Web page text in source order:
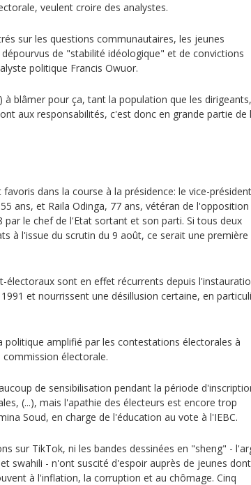
veulent croire des analystes.
sur les questions communautaires, les jeunes
de "stabilité idéologique" et de convictions
politique Francis Owuor.
à blâmer pour ça, tant la population que les dirigeants,
aux responsabilités, c'est donc en grande partie de
dans la course à la présidence: le vice-président
ans, et Raila Odinga, 77 ans, vétéran de l'opposition
par le chef de l'Etat sortant et son parti. Si tous deux
à l'issue du scrutin du 9 août, ce serait une première
électoraux sont en effet récurrents depuis
et nourrissent une désillusion certaine, en
politique amplifié par les contestations électorales à
électorale.
de sensibilisation pendant la période
(...), mais l'apathie des électeurs est encore trop
Soud, en charge de l'éducation au vote à l'IEBC.
sur TikTok, ni les bandes dessinées en "sheng" -
swahili - n'ont suscité d'espoir auprès de jeunes dont
à l'inflation, la corruption et au chômage. Cinq